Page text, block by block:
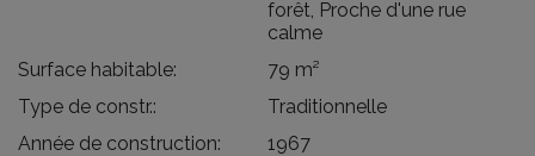
forêt, Proche d'une rue
calme
Surface habitable:
79 m²
Type de constr.:
Traditionnelle
Année de construction:
1967